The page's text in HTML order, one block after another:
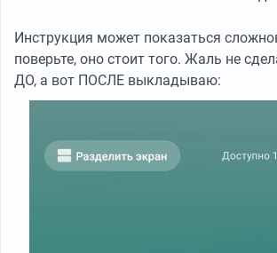
Инструкция может показаться
поверьте, оно стоит того. Жаль не
ДО, а вот ПОСЛЕ выкладываю: